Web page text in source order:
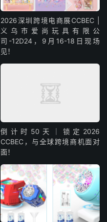
2026深圳跨境电商展CCBEC |
义乌市爱尚玩具有限公
司-12D24，9月16-18日现场
见！
倒计时50天｜锁定2026
CCBEC，与全球跨境商机面对
面！